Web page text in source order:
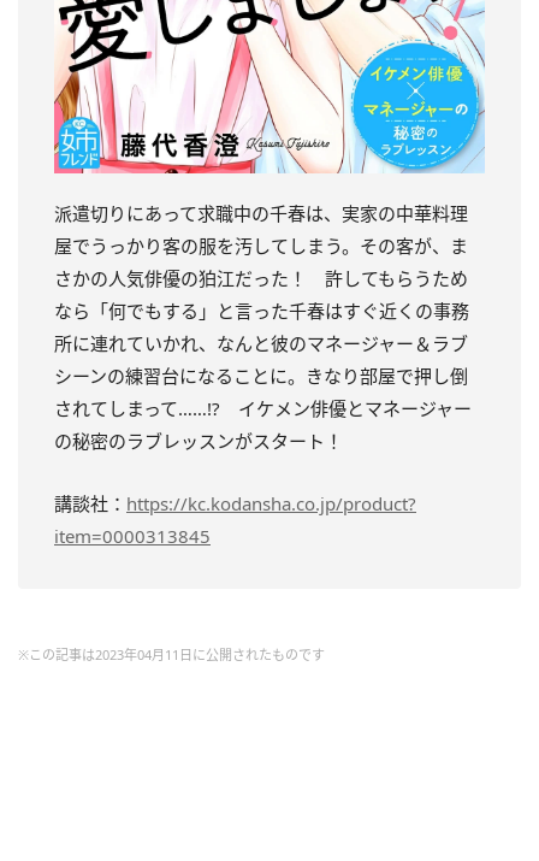
派遣切りにあって求職中の千春は、実家の中華料理
屋でうっかり客の服を汚してしまう。その客が、ま
さかの人気俳優の狛江だった！ 許してもらうため
なら「何でもする」と言った千春はすぐ近くの事務
所に連れていかれ、なんと彼のマネージャー＆ラブ
シーンの練習台になることに。きなり部屋で押し倒
されてしまって……!? イケメン俳優とマネージャー
の秘密のラブレッスンがスタート！
講談社： https://kc.kodansha.co.jp/product?
item=0000313845
※この記事は2023年04月11日に公開されたものです